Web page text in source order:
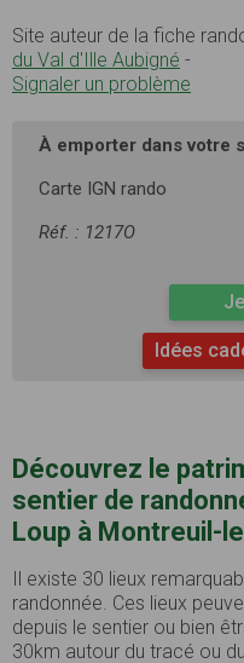
Site auteur de la fiche
du Val d'Ille Aubigné -
Signaler un problème
À emporter dans votre
Carte IGN rando
Réf. : 1217O
Idées
Découvrez le
sentier de
Loup à Montreuil-
Il existe 30 lieux
randonnée. Ces lieux
depuis le sentier ou bien
30km autour du tracé ou